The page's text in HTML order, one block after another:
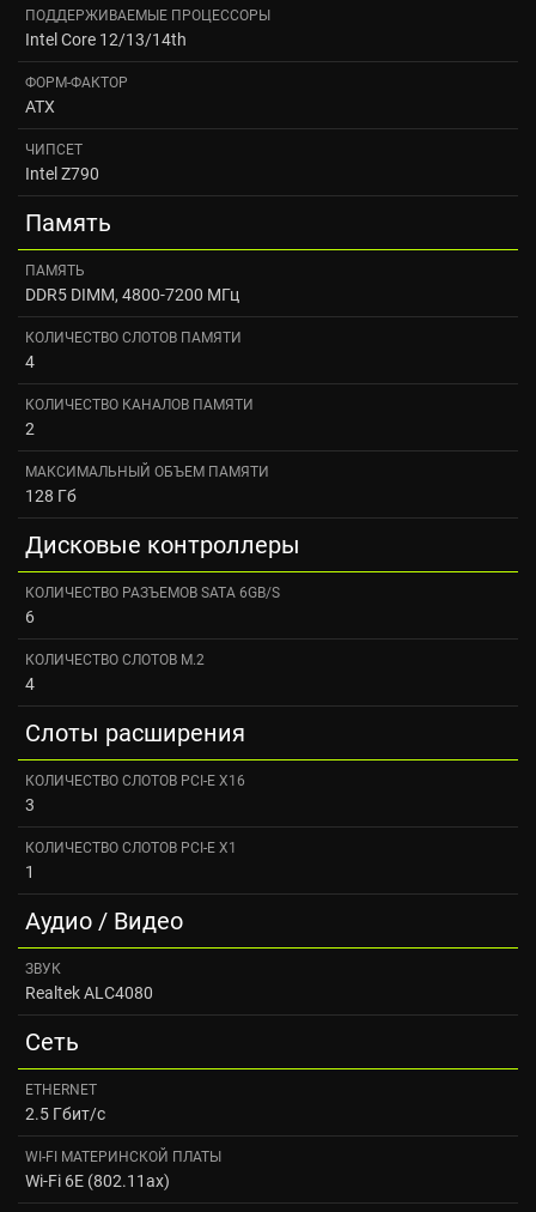
ПОДДЕРЖИВАЕМЫЕ ПРОЦЕССОРЫ
Intel Core 12/13/14th
ФОРМ-ФАКТОР
ATX
ЧИПСЕТ
Intel Z790
Память
ПАМЯТЬ
DDR5 DIMM, 4800-7200 МГц
КОЛИЧЕСТВО СЛОТОВ ПАМЯТИ
4
КОЛИЧЕСТВО КАНАЛОВ ПАМЯТИ
2
МАКСИМАЛЬНЫЙ ОБЪЕМ ПАМЯТИ
128 Гб
Дисковые контроллеры
КОЛИЧЕСТВО РАЗЪЕМОВ SATA 6GB/S
6
КОЛИЧЕСТВО СЛОТОВ M.2
4
Слоты расширения
КОЛИЧЕСТВО СЛОТОВ PCI-E X16
3
КОЛИЧЕСТВО СЛОТОВ PCI-E X1
1
Аудио / Видео
ЗВУК
Realtek ALC4080
Сеть
ETHERNET
2.5 Гбит/с
WI-FI МАТЕРИНСКОЙ ПЛАТЫ
Wi-Fi 6E (802.11ax)